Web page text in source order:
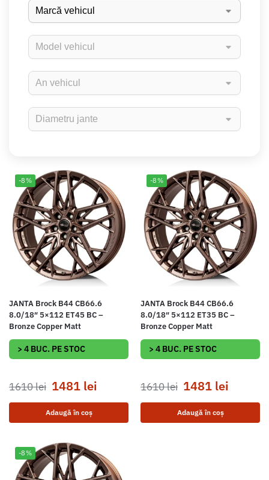
-8%
JANTA Brock B44 CB66.6
8.0/18″ 5×112 ET45 BC –
Bronze Copper Matt
> 4 BUC. PE STOC
1610lei 1481 lei
Adaugă în coș
-8%
JANTA Brock B44 CB66.6
8.0/18″ 5×112 ET35 BC –
Bronze Copper Matt
> 4 BUC. PE STOC
1610lei 1481 lei
Adaugă în coș
-8%